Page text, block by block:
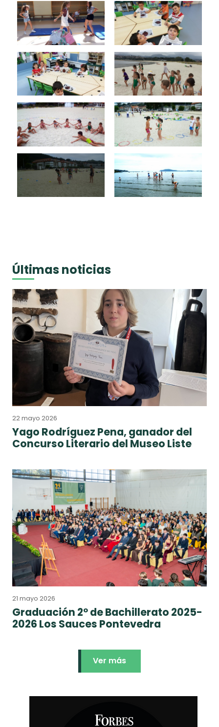
Últimas noticias
22 mayo 2026
Yago Rodríguez Pena, ganador del
Concurso Literario del Museo Liste
21 mayo 2026
Graduación 2º de Bachillerato 2025-
2026 Los Sauces Pontevedra
Ver más